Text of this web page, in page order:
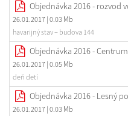
Objednávka 2016 - rozvod
26.01.2017 | 0.03 Mb
havarijný stav – budova 144
Objednávka 2016 -
26.01.2017 | 0.05 Mb
deň detí
Objednávka 2016 - Lesný
26.01.2017 | 0.03 Mb